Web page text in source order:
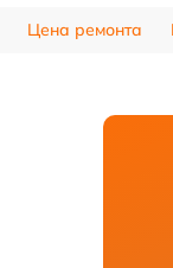
Цена ремонта